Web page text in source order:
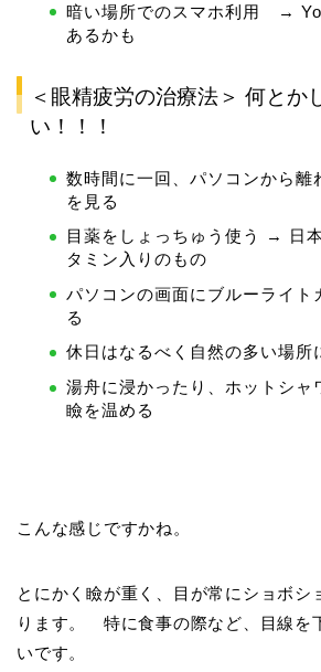
暗い場所でのスマホ利用 →
あるかも
＜眼精疲労の治療法＞ 何とか
い！！！
数時間に一回、パソコンから離
を見る
目薬をしょっちゅう使う → 日
タミン入りのもの
パソコンの画面にブルーライト
る
休日はなるべく自然の多い場所
湯舟に浸かったり、ホットシ
瞼を温める
こんな感じですかね。
とにかく瞼が重く、目が常にショボシ
ります。 特に食事の際など、目線を
いです。